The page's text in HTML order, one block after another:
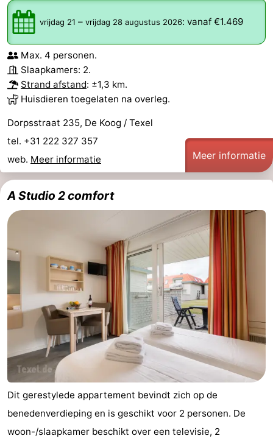
vrijdag 21 – vrijdag 28 augustus 2026: vanaf €1.469
Max. 4 personen.
Slaapkamers: 2.
Strand afstand: ±1,3 km.
Huisdieren toegelaten na overleg.
Dorpsstraat 235, De Koog / Texel
tel. +31 222 327 357
web. Meer informatie Meer informatie
A Studio 2 comfort
Dit gerestylede appartement bevindt zich op de
benedenverdieping en is geschikt voor 2 personen. De
woon-/slaapkamer beschikt over een televisie, 2